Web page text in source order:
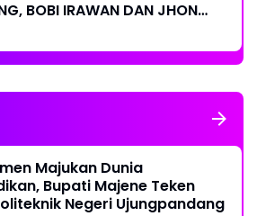
BOBI IRAWAN DAN JHON
KINERJA POLRI!
Majukan Dunia
Bupati Majene Teken
Negeri Ujungpandang